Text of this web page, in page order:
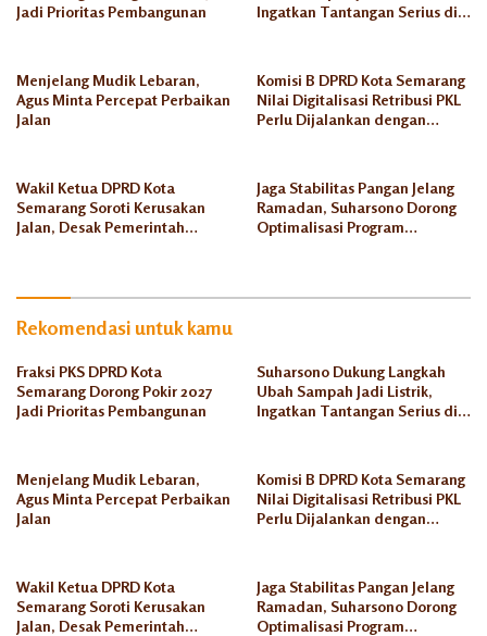
Tambakrejo
Jadi Prioritas Pembangunan
Ingatkan Tantangan Serius di
Menjelang Mudik Lebaran,
Agus Minta Percepat Perbaikan
Jalan
Komisi B DPRD Kota Semarang
Nilai Digitalisasi Retribusi PKL
Perlu Dijalankan dengan
Wakil Ketua DPRD Kota
Semarang Soroti Kerusakan
Jalan, Desak Pemerintah
Jaga Stabilitas Pangan Jelang
Ramadan, Suharsono Dorong
Optimalisasi Program
Rekomendasi untuk kamu
Fraksi PKS DPRD Kota
Semarang Dorong Pokir 2027
Jadi Prioritas Pembangunan
Suharsono Dukung Langkah
Ubah Sampah Jadi Listrik,
Ingatkan Tantangan Serius di
Menjelang Mudik Lebaran,
Agus Minta Percepat Perbaikan
Jalan
Komisi B DPRD Kota Semarang
Nilai Digitalisasi Retribusi PKL
Perlu Dijalankan dengan
Wakil Ketua DPRD Kota
Semarang Soroti Kerusakan
Jalan, Desak Pemerintah
Jaga Stabilitas Pangan Jelang
Ramadan, Suharsono Dorong
Optimalisasi Program